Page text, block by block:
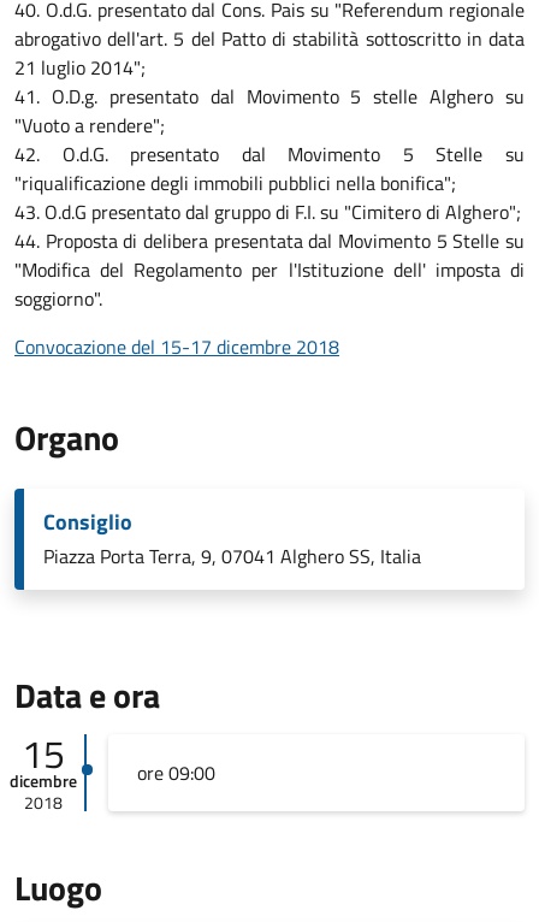
40. O.d.G. presentato dal Cons. Pais su "Referendum regionale
abrogativo dell'art. 5 del Patto di stabilità sottoscritto in data
21 luglio 2014";
41. O.D.g. presentato dal Movimento 5 stelle Alghero su
"Vuoto a rendere";
42. O.d.G. presentato dal Movimento 5 Stelle su
"riqualificazione degli immobili pubblici nella bonifica";
43. O.d.G presentato dal gruppo di F.I. su "Cimitero di Alghero";
44. Proposta di delibera presentata dal Movimento 5 Stelle su
"Modifica del Regolamento per l'Istituzione dell' imposta di
soggiorno".
Convocazione del 15-17 dicembre 2018
Organo
Consiglio
Piazza Porta Terra, 9, 07041 Alghero SS, Italia
Data e ora
15
dicembre
2018
ore 09:00
Luogo